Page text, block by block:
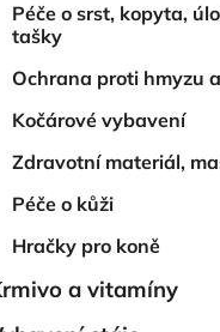
Péče o srst, kopyta,
tašky
Ochrana proti hmyzu
Kočárové vybavení
Zdravotní materiál,
Péče o kůži
Hračky pro koně
a vitamíny